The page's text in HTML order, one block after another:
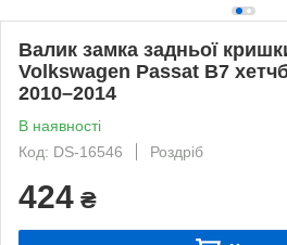
Валик замка задньої
Volkswagen Passat B7
2010–2014
В наявності
Код: DS-16546
Роздріб
424 ₴